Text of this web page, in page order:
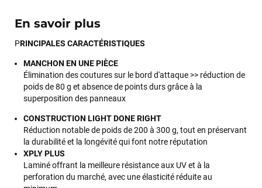
En savoir plus
PRINCIPALES CARACTÉRISTIQUES
MANCHON EN UNE PIÈCE
Élimination des coutures sur le bord d'attaque >> réduction de
poids de 80 g et absence de points durs grâce à la
superposition des panneaux
CONSTRUCTION LIGHT DONE RIGHT
Réduction notable de poids de 200 à 300 g, tout en préservant
la durabilité et la longévité qui font notre réputation
XPLY PLUS
Laminé offrant la meilleure résistance aux UV et à la
perforation du marché, avec une élasticité réduite au